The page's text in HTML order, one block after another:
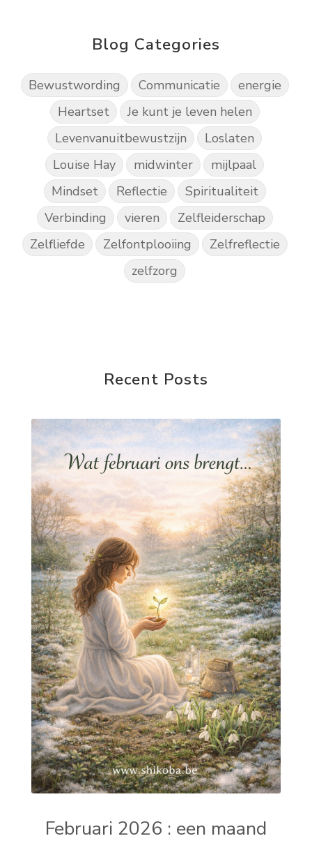
Blog Categories
Bewustwording Communicatie
energie
Heartset
Je kunt je leven helen
Levenvanuitbewustzijn
Loslaten
Louise Hay
midwinter
mijlpaal
Mindset
Reflectie
Spiritualiteit
Verbinding
vieren
Zelfleiderschap
Zelfliefde
Zelfontplooiing
Zelfreflectie
zelfzorg
Recent Posts
Februari 2026 : een maand